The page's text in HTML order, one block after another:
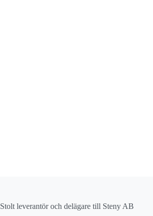
Stolt leverantör och delägare till Steny AB